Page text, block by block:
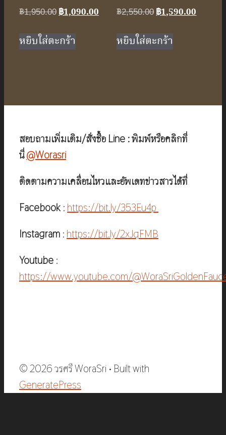
฿1,950.00Original
was:
฿1,950.00.
฿1,090.00 Current
฿1,090.00.
หยิบใส่ตะกร้า
฿2,550.00Original
was:
฿2,550.00.
฿1,590.00
หยิบใส่ตะกร้า
สอบถามเพิ่มเติม/สั่งซื้อ Line : พิมพ์หรือคลิกที่
นี่@Worasri
ติดตามความเคลื่อนไหวและอัพเดทข่าวสารได้ที่
Facebook : https://bit.ly/353Eu4p
Instagram : https://bit.ly/2xJqFMB
Youtube :
https://www.youtube.com/
© 2026 วรศรี WoraSri • Built with
GeneratePress